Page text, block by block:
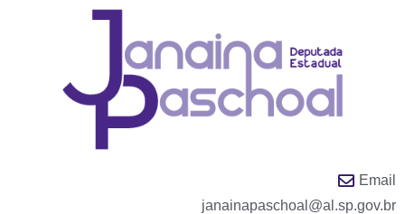
Email
janainapaschoal@al.sp.gov.br